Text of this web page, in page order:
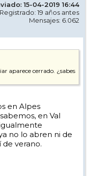
15-04-2019 16:44
Registrado: 19 años antes
Mensajes: 6.062
aparece cerrado. ¿sabes
en Alpes
en Val
no lo abren ni de
verano.